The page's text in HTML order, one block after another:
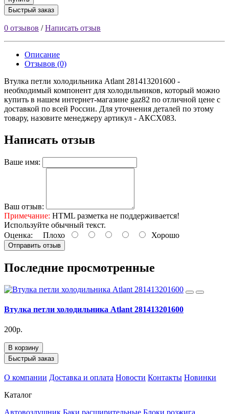
Быстрый заказ
0 отзывов /Написать отзыв
Описание
Отзывов (0)
Втулка петли холодильника Atlant 281413201600 -
необходимый компонент для холодильников, который можно
купить в нашем интернет-магазине gaz82 по отличной цене с
доставкой по всей России. Для уточнения деталей по этому
товару, назовите менеджеру артикул - АКСХ083.
Написать отзыв
Ваше имя:
Ваш отзыв:
Примечание: HTML разметка не поддерживается!
Используйте обычный текст.
Оценка: Плохо Хорошо
Отправить отзыв
Последние просмотренные
Втулка петли холодильника Atlant 281413201600
200р.
В корзину
Быстрый заказ
О компании Доставка и оплата Новости Контакты Новинки
Каталог